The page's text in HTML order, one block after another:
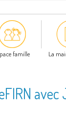
famille La